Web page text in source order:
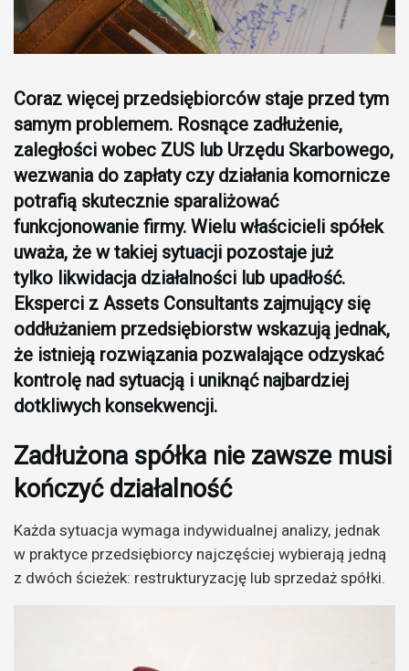
Coraz więcej przedsiębiorców staje przed tym
samym problemem. Rosnące zadłużenie,
zaległości wobec ZUS lub Urzędu Skarbowego,
wezwania do zapłaty czy działania komornicze
potrafią skutecznie sparaliżować
funkcjonowanie firmy. Wielu właścicieli spółek
uważa, że w takiej sytuacji pozostaje już
tylko likwidacja działalności lub upadłość.
Eksperci z Assets Consultants zajmujący się
oddłużaniem przedsiębiorstw wskazują jednak,
że istnieją rozwiązania pozwalające odzyskać
kontrolę nad sytuacją i uniknąć najbardziej
dotkliwych konsekwencji.
Zadłużona spółka nie zawsze musi
kończyć działalność
Każda sytuacja wymaga indywidualnej analizy, jednak
w praktyce przedsiębiorcy najczęściej wybierają jedną
z dwóch ścieżek: restrukturyzację lub sprzedaż spółki.